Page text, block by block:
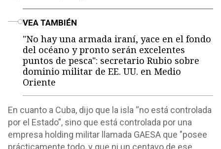
VEA TAMBIÉN
"No hay una armada iraní, yace en el fondo
del océano y pronto serán excelentes
puntos de pesca": secretario Rubio sobre
dominio militar de EE. UU. en Medio
Oriente
En cuanto a Cuba, dijo que la isla “no está controlada
por el Estado”, sino que está controlada por una
empresa holding militar llamada GAESA que "posee
prácticamente todo, y que ni un centavo de ese